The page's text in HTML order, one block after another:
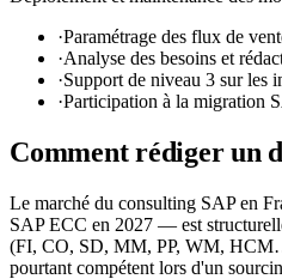
·Paramétrage des flux de
·Analyse des besoins et
·Support de niveau 3 sur les
·Participation à la migration
Comment rédiger un
Le marché du consulting SAP en
SAP ECC en 2027 — est
(FI, CO, SD, MM, PP, WM,
pourtant compétent lors d'un